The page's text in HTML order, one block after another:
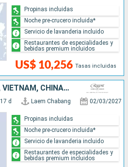
US$ 10,256 Tasas incluidas
Propinas incluidas
Noche pre-crucero incluida*
Servicio de lavanderia incluido
Restaurantes de especialidades y
bebidas premium incluidos
TAILANDIA, CAMBOYA, VIETNAM, CHINA, TAIWÁN, JAPÓN
17 d Laem Chabang 02/03/2027
Propinas incluidas
Noche pre-crucero incluida*
Servicio de lavanderia incluido
Restaurantes de especialidades y
bebidas premium incluidos